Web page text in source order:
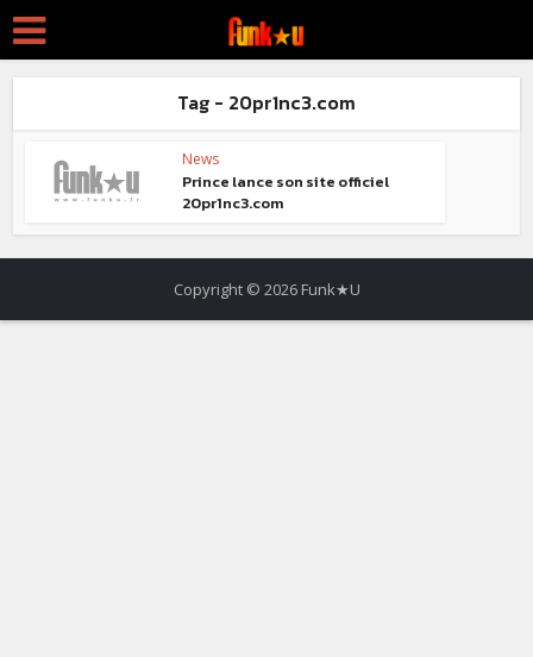
Tag - 20pr1nc3.com
News
Prince lance son site officiel
20pr1nc3.com
Copyright © 2026 Funk★U